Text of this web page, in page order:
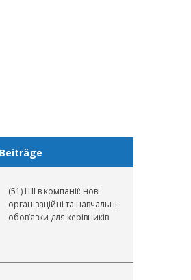
(51) ШІ в компанії: нові
організаційні та навчальні
обов’язки для керівників